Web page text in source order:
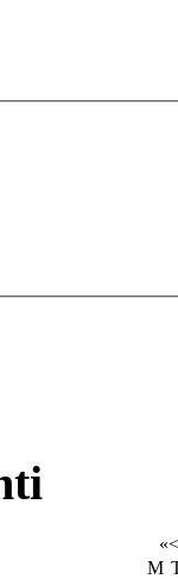
«<
M